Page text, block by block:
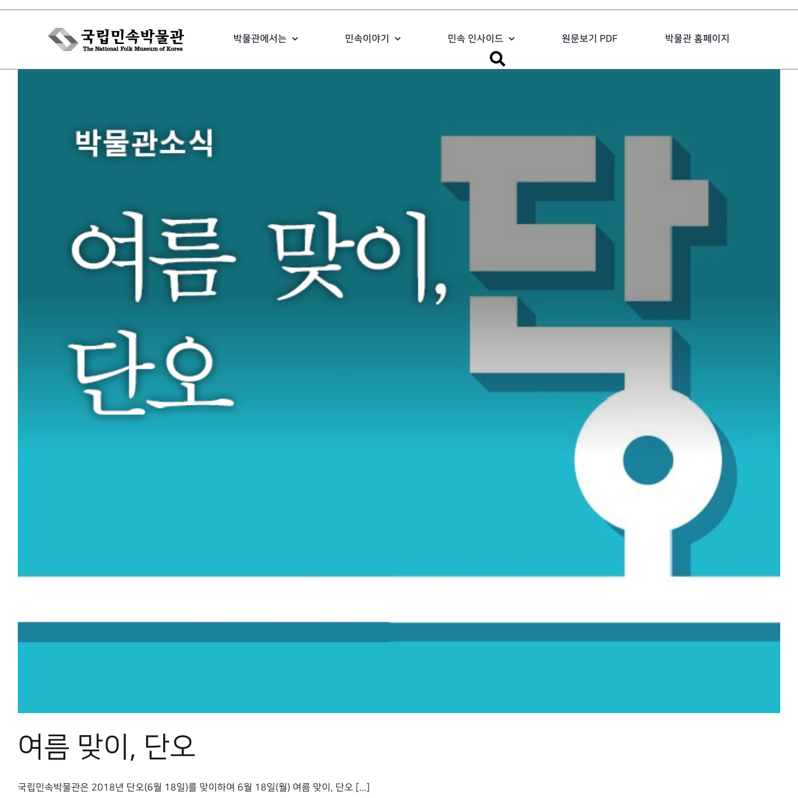
Skip
박물관에서는 민속이야기 민속 인사이드 원문보기 PDF 박물관 홈페이지
여름 맞이, 단오
국립민속박물관은 2018년 단오(6월 18일)를 맞이하여 6월 18일(월) 여름 맞이, 단오 [...]